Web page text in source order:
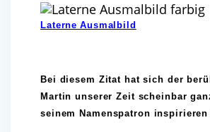
Laterne Ausmalbild
Bei diesem Zitat hat sich der
Martin unserer Zeit scheinbar
seinem Namenspatron inspirieren